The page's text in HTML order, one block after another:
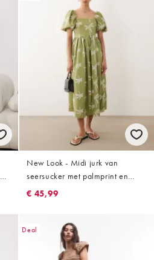
New Look - Midi jurk van
seersucker met palmprint en
pofmouwen in groen
€ 45,99
Deal